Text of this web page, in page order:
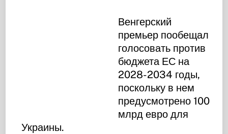
Венгерский
премьер пообещал
голосовать против
бюджета ЕС на
2028-2034 годы,
поскольку в нем
предусмотрено 100
млрд евро для
Украины.